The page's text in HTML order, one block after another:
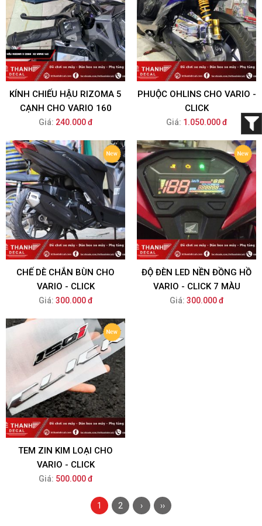
KÍNH CHIẾU HẬU RIZOMA 5
CẠNH CHO VARIO 160
Giá: 240.000 đ
PHUỘC OHLINS CHO VARIO -
CLICK
Giá: 1.050.000 đ
CHẾ DÈ CHẮN BÙN CHO
VARIO - CLICK
Giá: 300.000 đ
ĐỘ ĐÈN LED NỀN ĐỒNG HỒ
VARIO - CLICK 7 MÀU
Giá: 300.000 đ
TEM ZIN KIM LOẠI CHO
VARIO - CLICK
Giá: 500.000 đ
1 2 › ››